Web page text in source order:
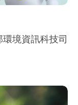
境資訊科技司